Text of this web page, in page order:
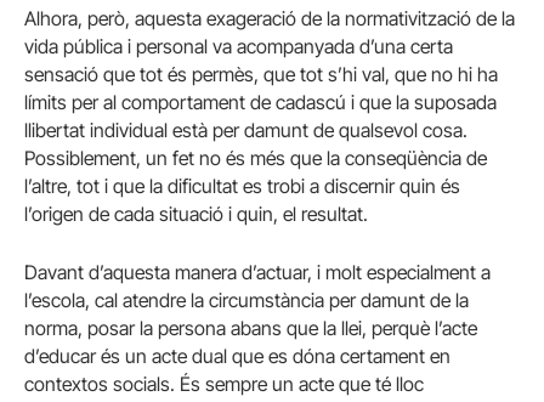
Alhora, però, aquesta exageració de la normativització de la
vida pública i personal va acompanyada d’una certa
sensació que tot és permès, que tot s’hi val, que no hi ha
límits per al comportament de cadascú i que la suposada
llibertat individual està per damunt de qualsevol cosa.
Possiblement, un fet no és més que la conseqüència de
l’altre, tot i que la dificultat es trobi a discernir quin és
l’origen de cada situació i quin, el resultat.
Davant d’aquesta manera d’actuar, i molt especialment a
l’escola, cal atendre la circumstància per damunt de la
norma, posar la persona abans que la llei, perquè l’acte
d’educar és un acte dual que es dóna certament en
contextos socials. És sempre un acte que té lloc